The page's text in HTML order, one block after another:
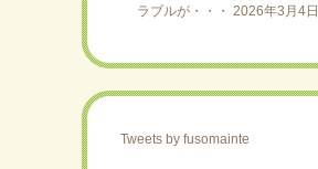
ラブルが・・・
2026年3月4日
Tweets by fusomainte